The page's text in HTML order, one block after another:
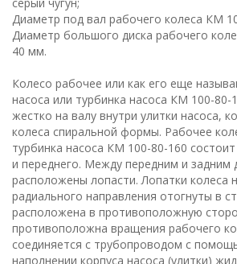
Диаметр под вал рабочего колеса КМ
Диаметр большого диска рабочего
40 мм.
Колесо рабочее или как его еще
насоса или турбинка насоса КМ 100-80-
жестко на валу внутри улитки насоса,
колеса спиральной формы. Рабочее
турбинка насоса КМ 100-80-160 состоит
и переднего. Между передним и задним
расположены лопасти. Лопатки колеса
радиального направления отогнуты в
расположена в противоположную
противоположна вращения рабочего
соединяется с трубопроводом с
наполнении корпуса насоса (улитки)